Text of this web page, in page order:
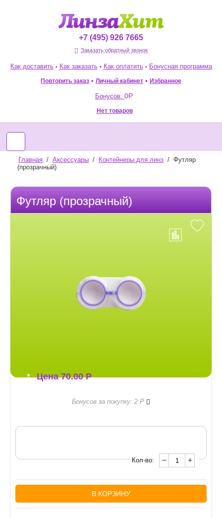
+7 (495) 926 7665
Заказать обратный звонок
Как доставить • Как заказать • Как оплатить • Бонусная программа
Повторить заказ • Личный кабинет • Избранное
Бонусов: 0Р
Нет товаров
Главная / Аксессуары / Контейнеры для линз / Футляр
(прозрачный)
Футляр (прозрачный)
Цена70.00 Р
Бонусов за покупку: 2 Р Правила бонусной
Кол-во: − +
В КОРЗИНУ